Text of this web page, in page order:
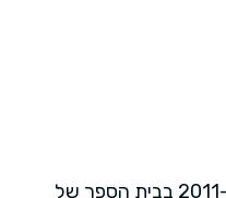
אני מתחילה את לימודי האילוף ב-2011 בבית הספר של